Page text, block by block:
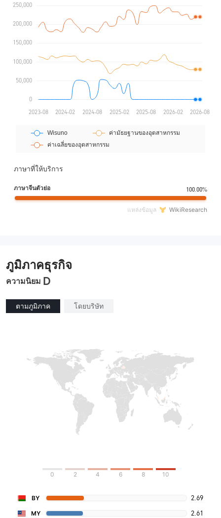
ภาษาที่ให้บริการ
ภาษาจีนตัวย่อ 100.00%
แหล่งข้อมูล WikiResearch
ภูมิภาคธุรกิจ
ความนิยม D
ตามภูมิภาค โดยบริษัท
0 2 4 6 8 10
BY 2.69
MY 2.61